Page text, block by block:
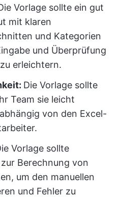
Vorlage sollte ein gut
mit klaren
und Kategorien
und Überprüfung
erleichtern.
Die Vorlage sollte
Team sie leicht
von den Excel-
Vorlage sollte
Berechnung von
um den manuellen
und Fehler zu